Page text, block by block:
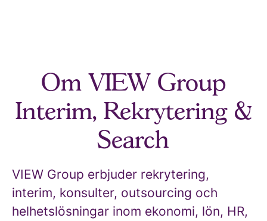
Om VIEW Group
Interim, Rekrytering &
Search
VIEW Group erbjuder rekrytering,
interim, konsulter, outsourcing och
helhetslösningar inom ekonomi, lön, HR,